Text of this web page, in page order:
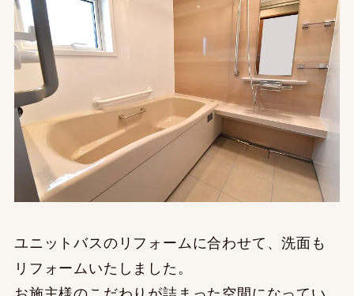
ユニットバスのリフォームに合わせて、洗面も
リフォームいたしました。